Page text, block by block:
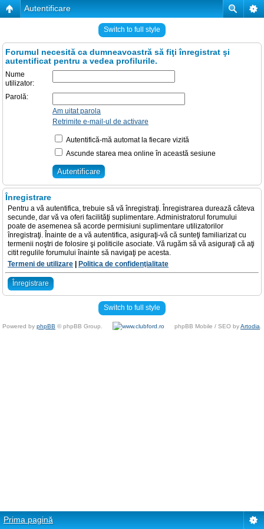
Autentificare
Switch to full style
Forumul necesită ca dumneavoastră să fiţi înregistrat şi
autentificat pentru a vedea profilurile.
Nume
utilizator:
Parolă:
Am uitat parola
Retrimite e-mail-ul de activare
Autentifică-mă automat la fiecare vizită
Ascunde starea mea online în această sesiune
Înregistrare
Pentru a vă autentifica, trebuie să vă înregistraţi. Înregistrarea durează câteva
secunde, dar vă va oferi facilităţi suplimentare. Administratorul forumului
poate de asemenea să acorde permisiuni suplimentare utilizatorilor
înregistraţi. Înainte de a vă autentifica, asiguraţi-vă că sunteţi familiarizat cu
termenii noştri de folosire şi politicile asociate. Vă rugăm să vă asiguraţi că aţi
citit regulile forumului înainte să navigaţi pe acesta.
Termeni de utilizare
Politica de confidenţialitate
Înregistrare
Switch to full style
Powered by phpBB © phpBB Group. phpBB Mobile / SEO byArtodia
Prima pagină